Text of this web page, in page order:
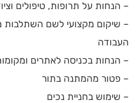
– הנחות על תרופות, טיפולים
– שיקום מקצועי לשם
העבודה
– הנחות בכניסה לאתרים
– פטור מהמתנה בתור
– שימוש בחניית נכים